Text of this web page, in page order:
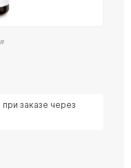
заказе через